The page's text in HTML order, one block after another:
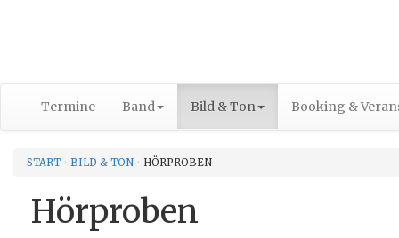
Termine Band Bild & Ton Booking &
START BILD & TON HÖRPROBEN
Hörproben